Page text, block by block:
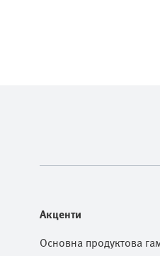
Акценти
Основна продуктова